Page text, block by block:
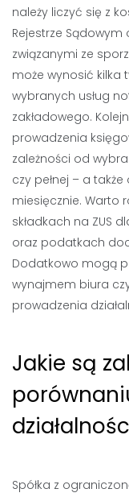
należy liczyć się z
Rejestrze
związanymi ze
może wynosić kilka
wybranych usług
zakładowego.
prowadzenia
zależności od
czy pełnej – a
miesięcznie. Warto
składkach na ZUS
oraz podatkach
Dodatkowo mogą
wynajmem biura
prowadzenia
Jakie są
Spółka z